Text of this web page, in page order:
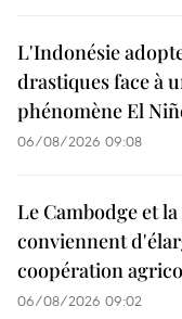
L'Indonésie
drastiques face à
phénomène El
06/08/2026 09:08
Le Cambodge et
conviennent
coopération
06/08/2026 09:02